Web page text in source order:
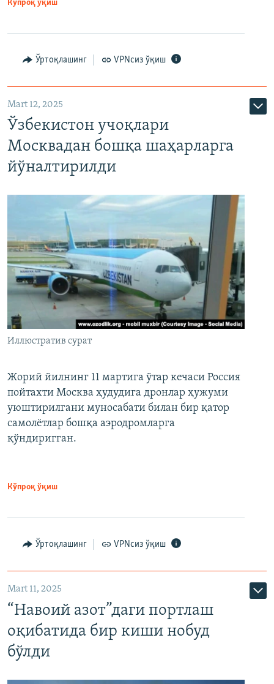
Кўпроқ ўқиш
Ўртоқлашинг VPNсиз ўқиш
Mart 12, 2025
Ўзбекистон учоқлари
Москвадан бошқа шаҳарларга
йўналтирилди
Иллюстратив сурат
Жорий йилнинг 11 мартига ўтар кечаси Россия
пойтахти Москва ҳудудига дронлар ҳужуми
уюштирилгани муносабати билан бир қатор
самолётлар бошқа аэродромларга
қўндиригган.
Кўпроқ ўқиш
Ўртоқлашинг VPNсиз ўқиш
Mart 11, 2025
“Навоий азот”даги портлаш
оқибатида бир киши нобуд
бўлди